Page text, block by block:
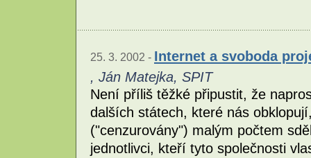
25. 3. 2002 - Internet a svoboda
, Ján Matejka, SPIT
Není příliš těžké připustit, že
dalších státech, které nás
("cenzurovány") malým počtem
jednotlivci, kteří tyto společnosti